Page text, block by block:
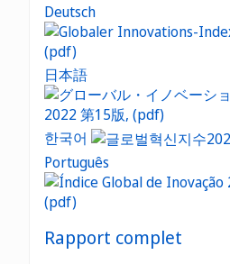
Deutsch
日本語
한국어
Português
Rapport complet